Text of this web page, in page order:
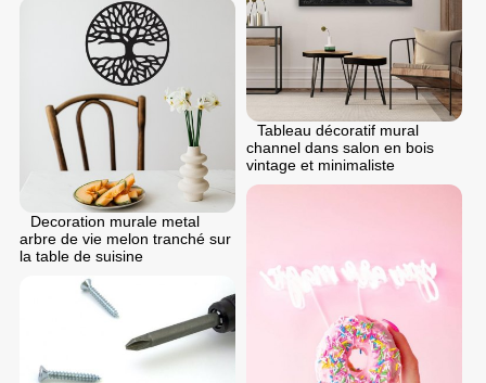
Tableau décoratif mural
channel dans salon en bois
vintage et minimaliste
Decoration murale metal
arbre de vie melon tranché sur
la table de suisine